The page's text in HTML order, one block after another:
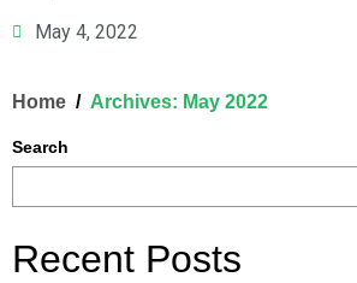
May 4, 2022
Home Archives: May 2022
Search
Recent Posts